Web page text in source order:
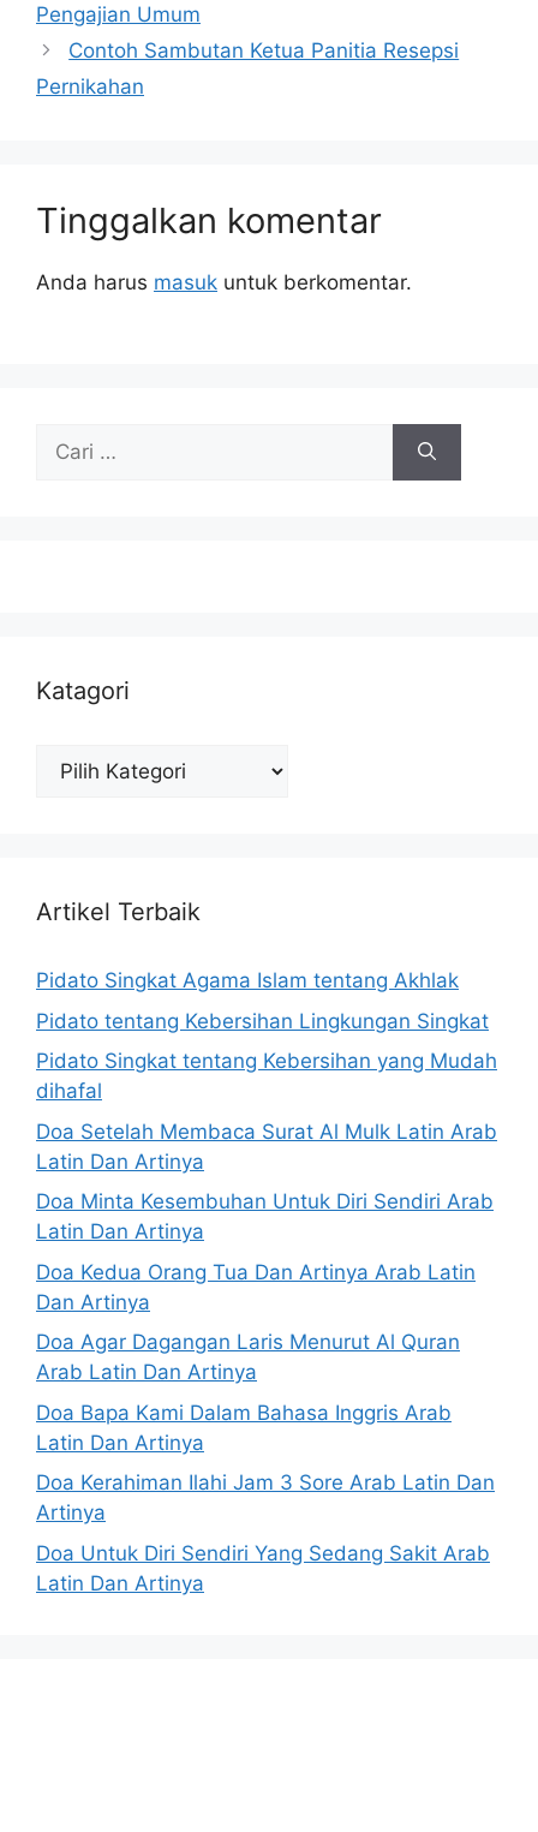
Pengajian Umum
Contoh Sambutan Ketua Panitia Resepsi
Pernikahan
Tinggalkan komentar
Anda harus masuk untuk berkomentar.
Cari
Katagori
Katagori
Artikel Terbaik
Pidato Singkat Agama Islam tentang Akhlak
Pidato tentang Kebersihan Lingkungan Singkat
Pidato Singkat tentang Kebersihan yang Mudah
dihafal
Doa Setelah Membaca Surat Al Mulk Latin Arab
Latin Dan Artinya
Doa Minta Kesembuhan Untuk Diri Sendiri Arab
Latin Dan Artinya
Doa Kedua Orang Tua Dan Artinya Arab Latin
Dan Artinya
Doa Agar Dagangan Laris Menurut Al Quran
Arab Latin Dan Artinya
Doa Bapa Kami Dalam Bahasa Inggris Arab
Latin Dan Artinya
Doa Kerahiman Ilahi Jam 3 Sore Arab Latin Dan
Artinya
Doa Untuk Diri Sendiri Yang Sedang Sakit Arab
Latin Dan Artinya